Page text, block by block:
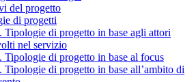
del progetto
di progetti
Tipologie di progetto in base agli attori
nel servizio
Tipologie di progetto in base al focus
Tipologie di progetto in base all’ambito di